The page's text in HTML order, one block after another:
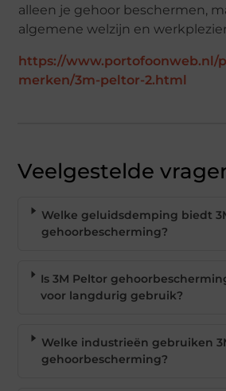
alleen je gehoor beschermen,
algemene welzijn en
https://www.portofoonweb.nl/
merken/3m-peltor-2.html
Veelgestelde
Welke geluidsdemping biedt
gehoorbescherming?
Is 3M Peltor
voor langdurig gebruik?
Welke industrieën gebruiken
gehoorbescherming?